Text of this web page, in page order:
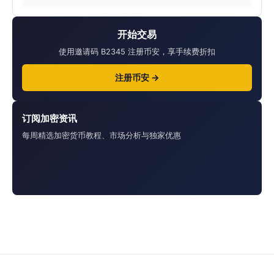
开始交易
使用邀请码 B2345 注册币安，享手续费折扣
注册币安 →
订阅加密资讯
每周精选加密货币教程、市场分析与独家优惠